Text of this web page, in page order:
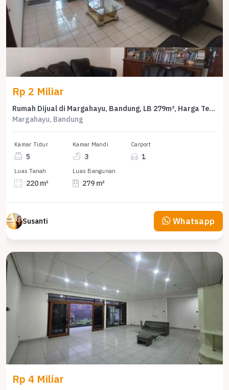
Rp 2 Miliar
Rumah Dijual di Margahayu, Bandung, LB 279m², Harga Terbaik!
Margahayu, Bandung
Kamar Tidur
5
Kamar Mandi
3
Carport
1
Luas Tanah
220 m²
Luas Bangunan
279 m²
Susanti Whatsapp
Rp 4 Miliar